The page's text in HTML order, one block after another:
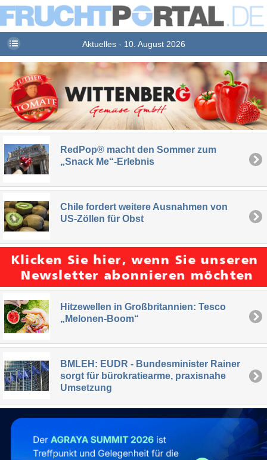
Aktuelles - 10. August 2026
RedPop® macht den Sommer zum
„Snack Me“-Erlebnis
Chile fordert weitere Ausnahmen von
US-Zöllen für Obst
Hitzewellen in Großbritannien: Tesco
„Melonen-Boom“
BMLEH: EUDR - Bundesminister Rainer
sorgt für bürokratiearme, praxisnahe
Umsetzung